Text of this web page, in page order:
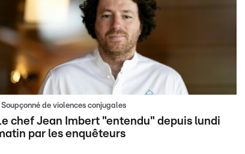
Soupçonné de violences conjugales
chef Jean Imbert "entendu" depuis lundi
par les enquêteurs